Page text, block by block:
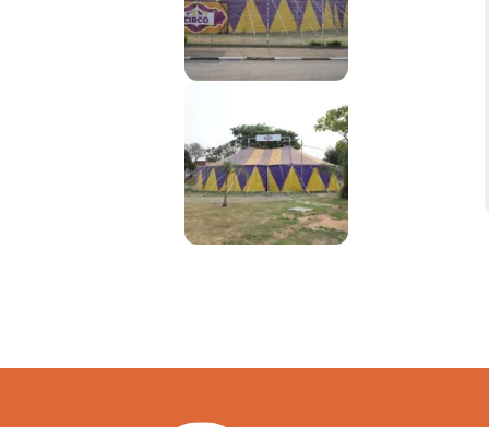
Planejamento Urbano e Gestão Estratégica
Tecnologia e Inovação